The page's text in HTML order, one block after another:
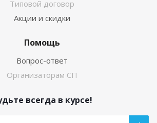
Типовой договор
Акции и скидки
Помощь
Вопрос-ответ
Организаторам СП
всегда в курсе!